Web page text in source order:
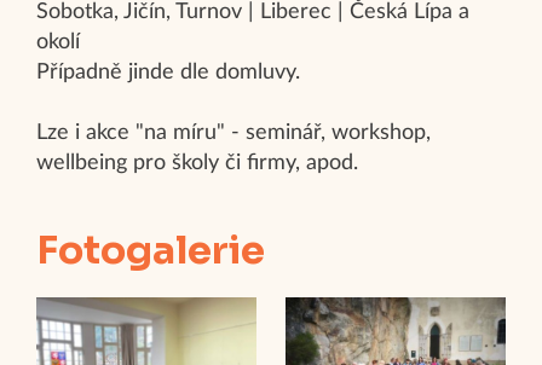
Sobotka, Jičín, Turnov | Liberec | Česká Lípa a
okolí
Případně jinde dle domluvy.
Lze i akce "na míru" - seminář, workshop,
wellbeing pro školy či firmy, apod.
Fotogalerie